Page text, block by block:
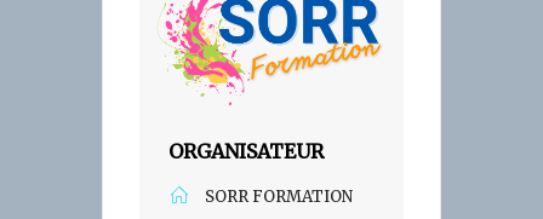
ORGANISATEUR
SORR FORMATION